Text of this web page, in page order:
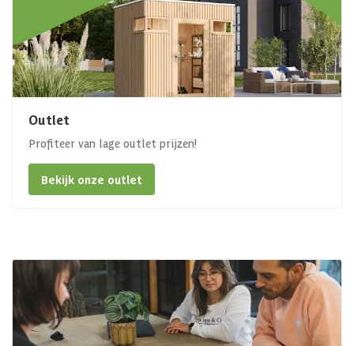
Outlet
Profiteer van lage outlet prijzen!
Bekijk onze outlet